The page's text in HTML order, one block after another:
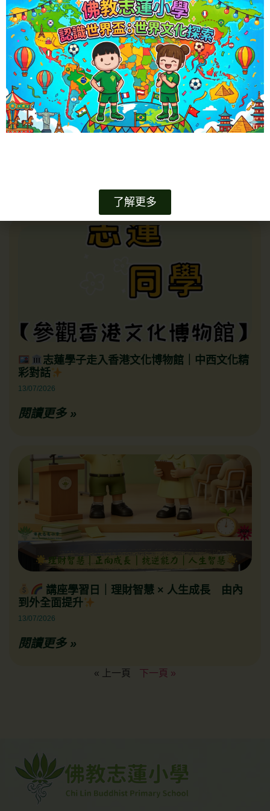
【家長心聲——見證孩子一年的成長與改變】
志蓮學子走入香港文化博物館｜中西文化精
彩對話
13/07/2026
閱讀更多 »
講座學習日｜理財智慧 × 人生成長 由內
到外全面提升
13/07/2026
閱讀更多 »
« 上一頁 下一頁 »
了解更多